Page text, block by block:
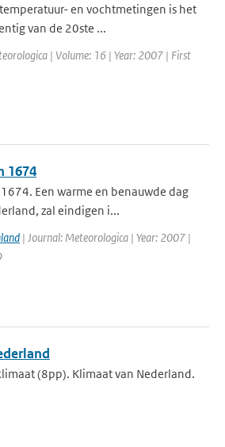
en vochtmetingen is het
van de 20ste ...
| Volume: 16 | Year: 2007 | First
1674
Een warme en benauwde dag
zal eindigen i...
| Journal: Meteorologica | Year: 2007 |
(8pp). Klimaat van Nederland.